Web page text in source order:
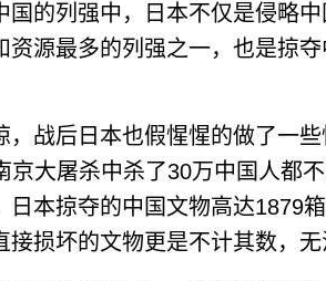
国的列强中，日本不仅是侵略
资源最多的列强之一，也是掠
战后日本也假惺惺的做了一些
京大屠杀中杀了30万中国人都
本掠夺的中国文物高达1879
损坏的文物更是不计其数，无